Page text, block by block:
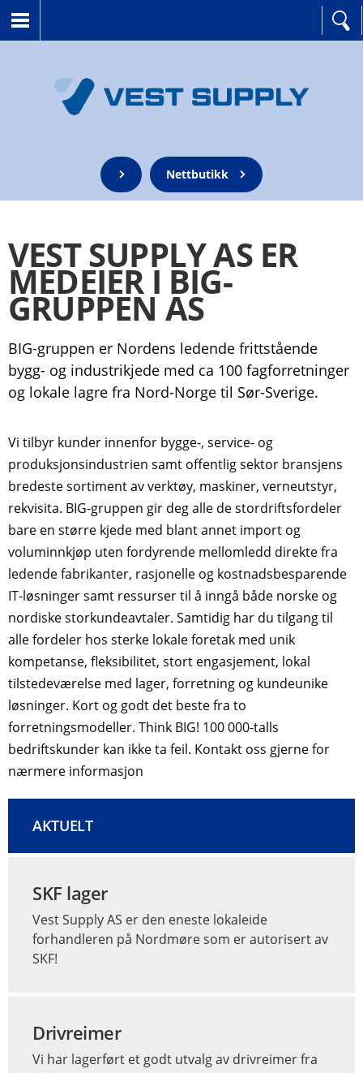
Nettbutikk
VEST SUPPLY AS ER
MEDEIER I BIG-
GRUPPEN AS
BIG-gruppen er Nordens ledende frittstående
bygg- og industrikjede med ca 100 fagforretninger
og lokale lagre fra Nord-Norge til Sør-Sverige.
Vi tilbyr kunder innenfor bygge-, service- og
produksjonsindustrien samt offentlig sektor bransjens
bredeste sortiment av verktøy, maskiner, verneutstyr,
rekvisita. BIG-gruppen gir deg alle de stordriftsfordeler
bare en større kjede med blant annet import og
voluminnkjøp uten fordyrende mellomledd direkte fra
ledende fabrikanter, rasjonelle og kostnadsbesparende
IT-løsninger samt ressurser til å inngå både norske og
nordiske storkundeavtaler. Samtidig har du tilgang til
alle fordeler hos sterke lokale foretak med unik
kompetanse, fleksibilitet, stort engasjement, lokal
tilstedeværelse med lager, forretning og kundeunike
løsninger. Kort og godt det beste fra to
forretningsmodeller. Think BIG! 100 000-talls
bedriftskunder kan ikke ta feil. Kontakt oss gjerne for
nærmere informasjon
AKTUELT
SKF lager
Vest Supply AS er den eneste lokaleide
forhandleren på Nordmøre som er autorisert av
SKF!
Drivreimer
Vi har lagerført et godt utvalg av drivreimer fra